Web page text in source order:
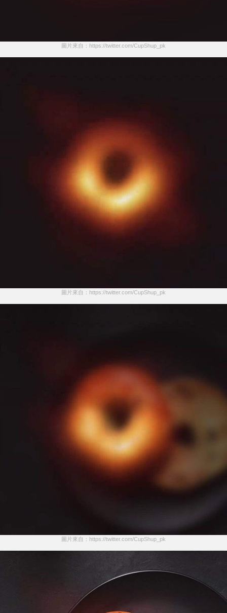
圖片來自：https://twitter.com/CupShup_pk
圖片來自：https://twitter.com/CupShup_pk
圖片來自：https://twitter.com/CupShup_pk